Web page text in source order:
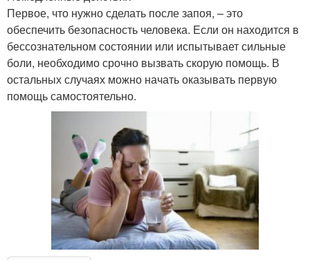
Первое, что нужно сделать после запоя, – это
обеспечить безопасность человека. Если он находится в
бессознательном состоянии или испытывает сильные
боли, необходимо срочно вызвать скорую помощь. В
остальных случаях можно начать оказывать первую
помощь самостоятельно.